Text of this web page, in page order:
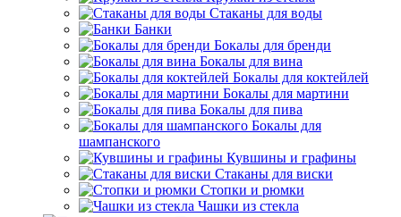
Стаканы для воды
Банки
Бокалы для бренди
Бокалы для вина
Бокалы для коктейлей
Бокалы для мартини
Бокалы для пива
Бокалы для
шампанского
Кувшины и графины
Стаканы для виски
Стопки и рюмки
Чашки из стекла